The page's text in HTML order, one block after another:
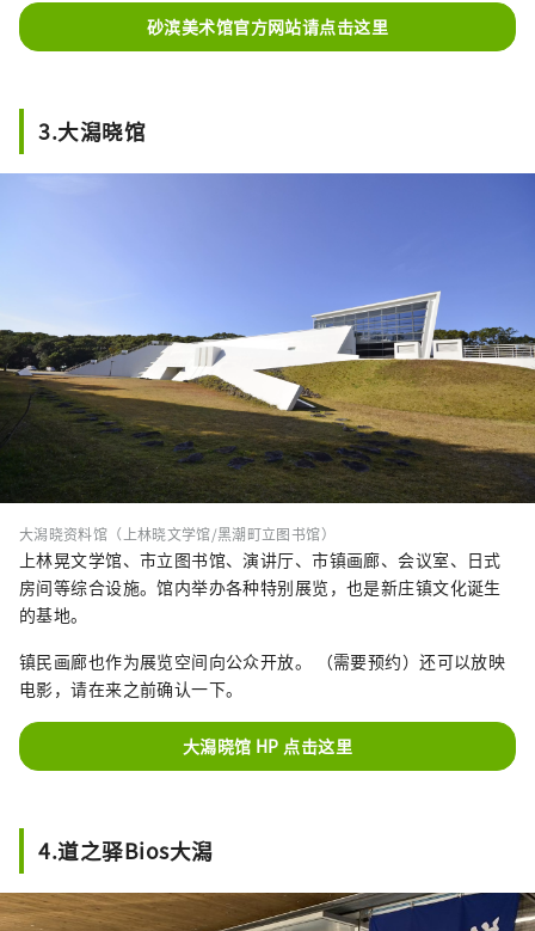
砂滨美术馆官方网站请点击这里
3.大潟晓馆
大潟晓资料馆（上林晓文学馆/黑潮町立图书馆）
上林晃文学馆、市立图书馆、演讲厅、市镇画廊、会议室、日式
房间等综合设施。馆内举办各种特别展览，也是新庄镇文化诞生
的基地。
镇民画廊也作为展览空间向公众开放。 （需要预约）还可以放映
电影，请在来之前确认一下。
大潟晓馆 HP 点击这里
4.道之驿Bios大潟